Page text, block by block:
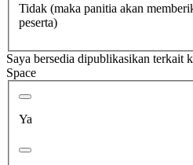
Tidak (maka panitia akan
peserta)
Saya bersedia dipublikasikan terkait
Space
Ya